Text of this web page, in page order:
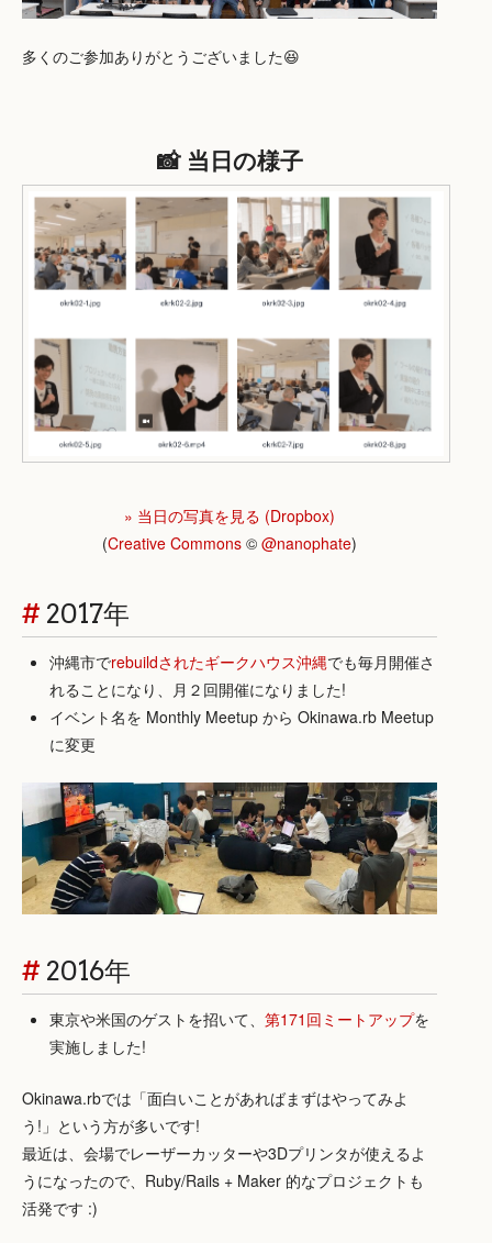
多くのご参加ありがとうございました😆
📸 当日の様子
» 当日の写真を見る (Dropbox)
(Creative Commons ©︎ @nanophate)
# 2017年
沖縄市でrebuildされたギークハウス沖縄でも毎月開催さ
れることになり、月２回開催になりました!
イベント名を Monthly Meetup から Okinawa.rb Meetup
に変更
# 2016年
東京や米国のゲストを招いて、 第171回ミートアップを
実施しました!
Okinawa.rbでは「面白いことがあればまずはやってみよ
う!」という方が多いです!
最近は、会場でレーザーカッターや3Dプリンタが使えるよ
うになったので、Ruby/Rails + Maker 的なプロジェクトも
活発です :)